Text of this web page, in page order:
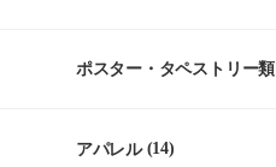
ポスター・タペストリー類
アパレル(14)